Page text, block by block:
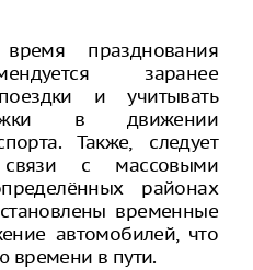
празднования
заранее
и учитывать
в движении
Также, следует
с массовыми
районах
временные
автомобилей, что
времени в пути.